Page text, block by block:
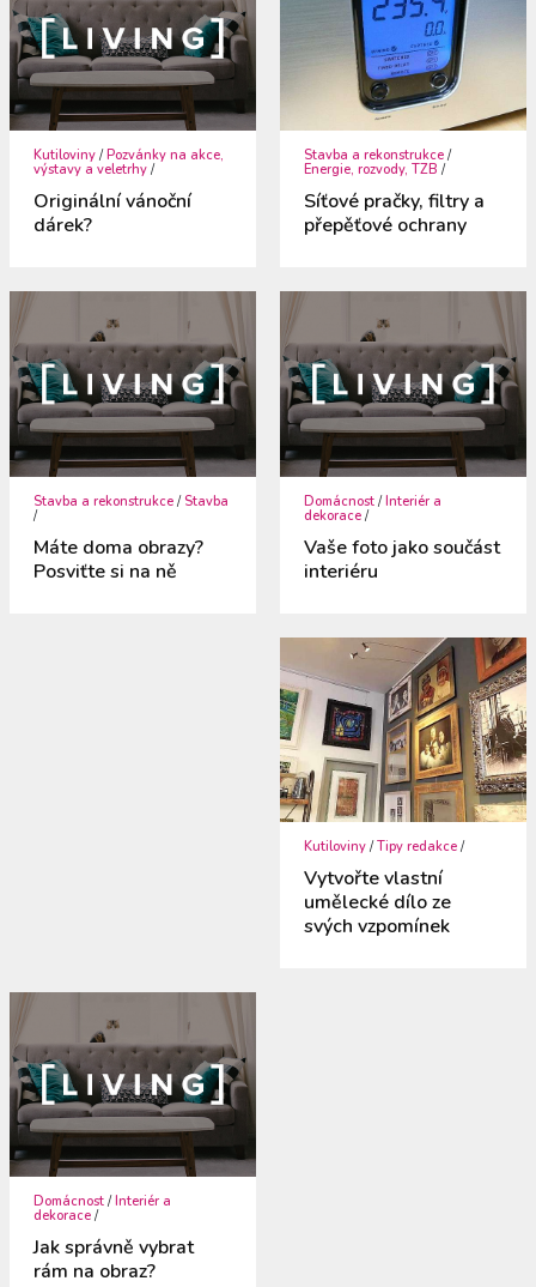
Kutiloviny /Pozvánky na akce,
výstavy a veletrhy /
Originální vánoční
dárek?
Stavba a rekonstrukce /
Energie, rozvody, TZB /
Síťové pračky, filtry a
přepěťové ochrany
Stavba a rekonstrukce / Stavba
/
Máte doma obrazy?
Posviťte si na ně
Domácnost / Interiér a
dekorace /
Vaše foto jako součást
interiéru
Kutiloviny /Tipy redakce /
Vytvořte vlastní
umělecké dílo ze
svých vzpomínek
Domácnost /Interiér a
dekorace /
Jak správně vybrat
rám na obraz?